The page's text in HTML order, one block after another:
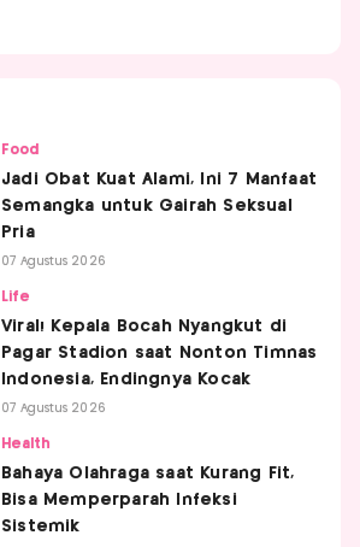
Food
Jadi Obat Kuat Alami, Ini 7 Manfaat
Semangka untuk Gairah Seksual
Pria
07 Agustus 2026
Life
Viral! Kepala Bocah Nyangkut di
Pagar Stadion saat Nonton Timnas
Indonesia, Endingnya Kocak
07 Agustus 2026
Health
Bahaya Olahraga saat Kurang Fit,
Bisa Memperparah Infeksi
Sistemik